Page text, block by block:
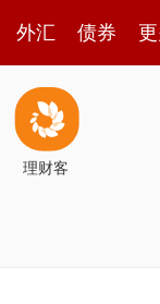
外汇 债券
理财客